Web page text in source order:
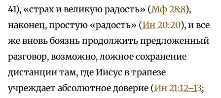
41), «страх и великую радость» (Мф 28:8),
наконец, простую «радость» (Ин 20:20), и все
же вновь боязнь продолжить предложенный
разговор, возможно, ложное сохранение
дистанции там, где Иисус в трапезе
учреждает абсолютное доверие (Ин 21:12–13;